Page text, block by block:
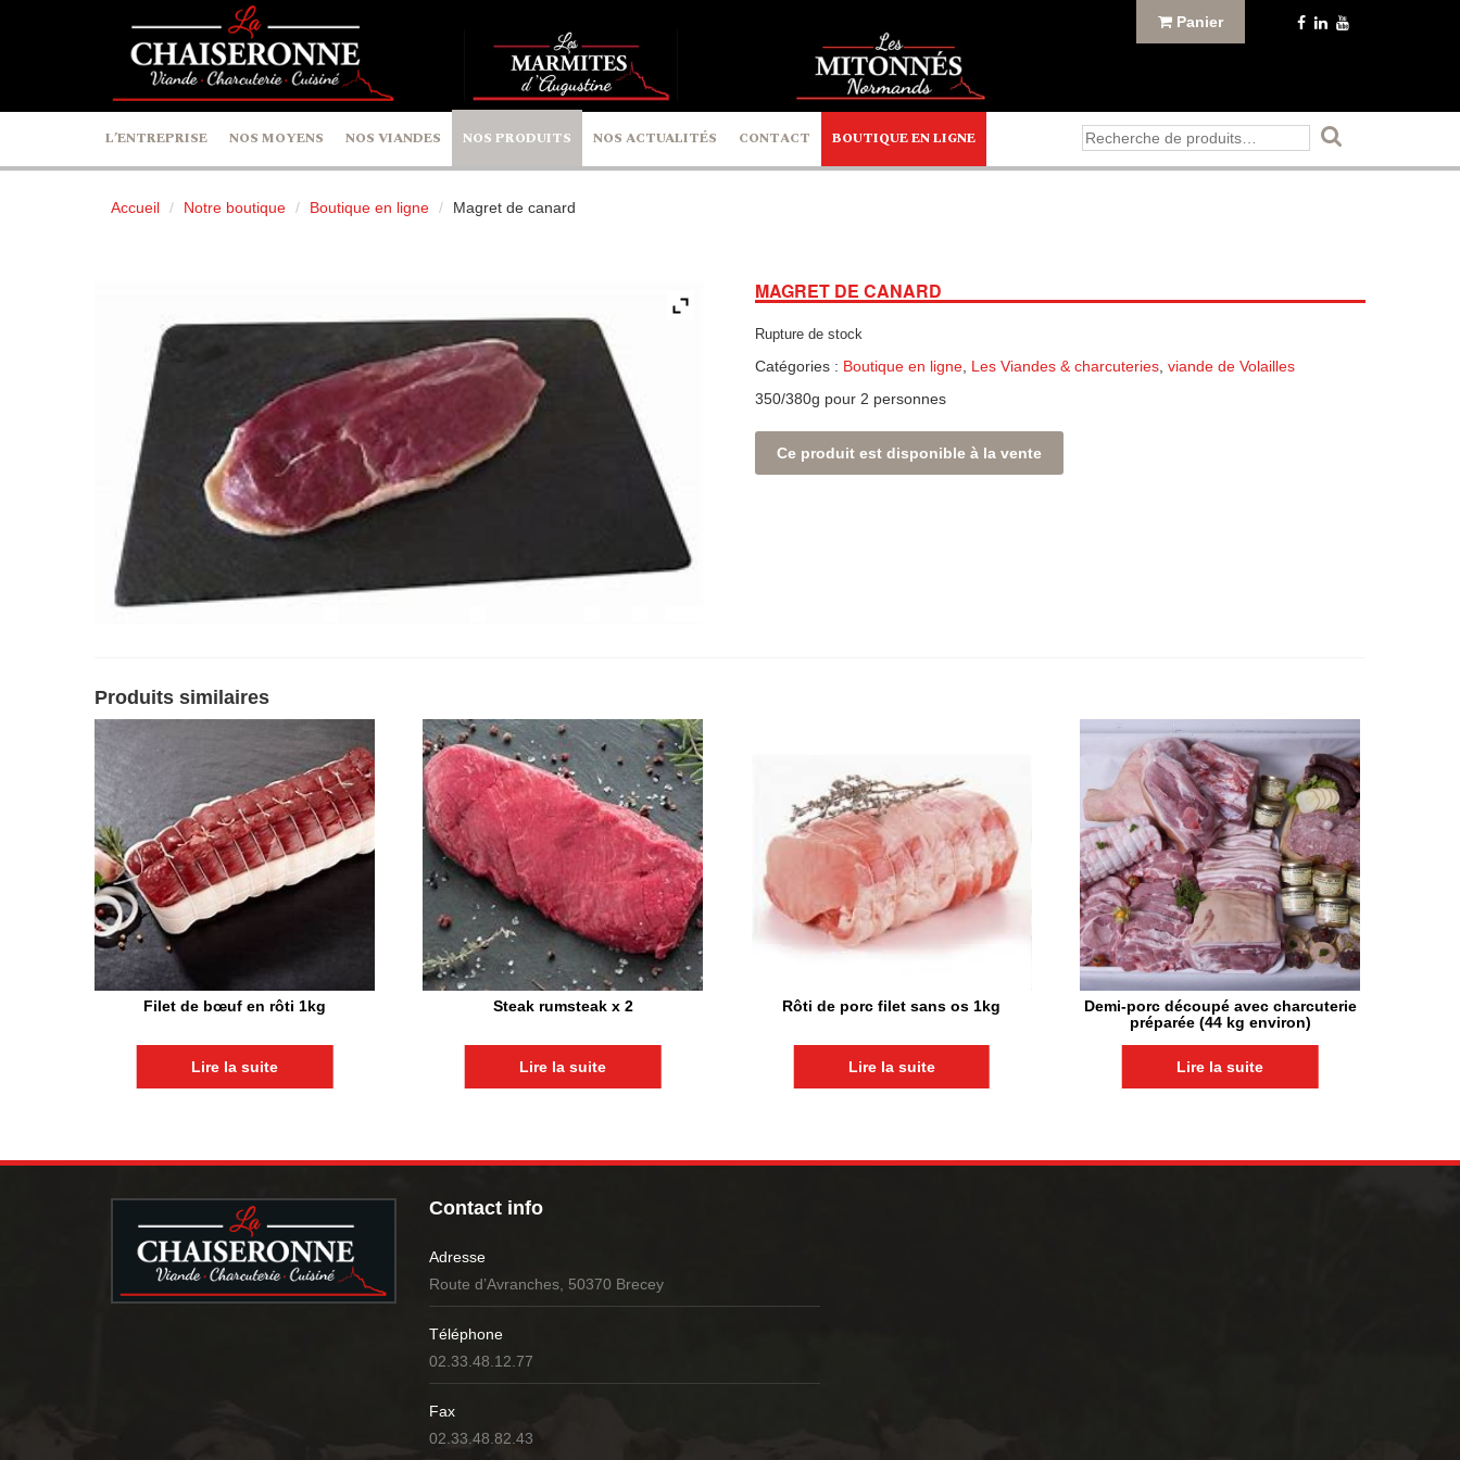
Panier
L’ENTREPRISE NOS MOYENS NOS VIANDES NOS PRODUITS NOS ACTUALITÉS CONTACT BOUTIQUE EN LIGNE
Recherche
pour :
Accueil Notre boutique Boutique en ligne Magret de canard
MAGRET DE CANARD
Rupture de stock
Catégories : Boutique en ligne Les Viandes & charcuteries ,viande de Volailles
350/380g pour 2 personnes
Ce produit est disponible à la vente
Produits similaires
Filet de bœuf en rôti 1kg
Lire la suite
Steak rumsteak x 2
Lire la suite
Rôti de porc filet sans os 1kg
Lire la suite
Demi-porc découpé avec charcuterie
préparée (44 kg environ)
Lire la suite
Contact info
Adresse
Route d’Avranches, 50370 Brecey
Téléphone
02.33.48.12.77
Fax
02.33.48.82.43